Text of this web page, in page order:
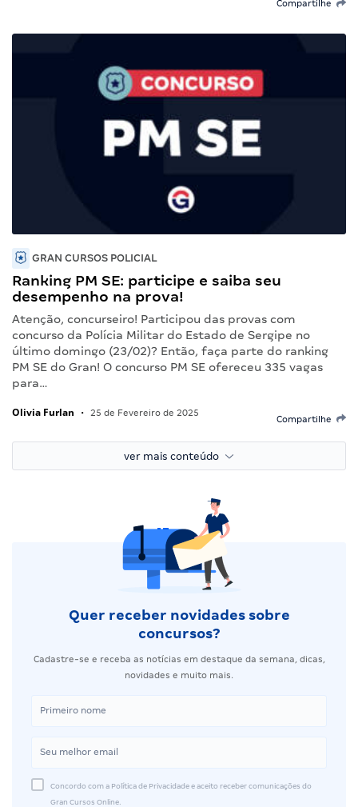
Compartilhe
GRAN CURSOS POLICIAL
Ranking PM SE: participe e saiba seu
desempenho na prova!
Atenção, concurseiro! Participou das provas com
concurso da Polícia Militar do Estado de Sergipe no
último domingo (23/02)? Então, faça parte do ranking
PM SE do Gran! O concurso PM SE ofereceu 335 vagas
para…
Olivia Furlan • 25 de Fevereiro de 2025
Compartilhe
ver mais conteúdo
Quer receber novidades sobre
concursos?
Cadastre-se e receba as notícias em destaque da semana, dicas,
novidades e muito mais.
Concordo com a Política de Privacidade e aceito receber comunicações do
Gran Cursos Online.